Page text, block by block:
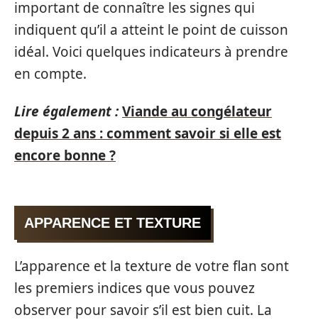
important de connaître les signes qui
indiquent qu’il a atteint le point de cuisson
idéal. Voici quelques indicateurs à prendre
en compte.
Lire également :Viande au congélateur
depuis 2 ans : comment savoir si elle est
encore bonne ?
APPARENCE ET TEXTURE
L’apparence et la texture de votre flan sont
les premiers indices que vous pouvez
observer pour savoir s’il est bien cuit. La